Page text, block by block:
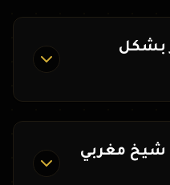
بشكل
شيخ مغربي